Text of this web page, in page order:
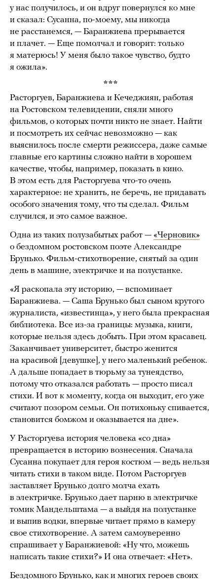
у нас получилось, и он вдруг повернулся ко мне
и сказал: Сусанна, по-моему, мы никогда
не расстанемся, — Баранжиева прерывается
и плачет. — Еще помолчал и говорит: только
я матерюсь! У меня было такое чувство, будто
я ожила».
***
Расторгуев, Баранжиева и Кечеджиян, работая
на Ростовском телевидении, сняли много
фильмов, о которых почти никто не знает. Найти
и посмотреть их сейчас невозможно — как
выяснилось после смерти режиссера, даже самые
главные его картины сложно найти в хорошем
качестве, чтобы, например, показать в кино.
В этом есть для Расторгуева что-то очень
характерное: не хранить, не беречь, не придавать
особого значения тому, что ты сделал. Фильм
случился, и это самое важное.
Одна из таких полузабытых работ — «Черновик»
о бездомном ростовском поэте Александре
Брунько. Фильм-стихотворение, снятый за один
день в машине, электричке и на полустанке.
«Я раскопала эту историю, — вспоминает
Баранжиева. — Саша Брунько был сыном крутого
журналиста, «известинца», у него была прекрасная
библиотека. Все из-за границы: музыка, книги,
которые нельзя здесь добыть. При этом красавец.
Заканчивает университет, быстро женится
на красивой [девушке], у него маленький ребенок.
А дальше попадает в тюрьму за тунеядство,
потому что отказался работать — просто писал
стихи. И вот к моменту, когда он выходит, его уже
считают позором семьи. Он потихоньку спивается,
становится бомжом и оказывается на дне».
У Расторгуева история человека «со дна»
превращается в историю вознесения. Сначала
Сусанна покупает для героя костюм — ведь нельзя
читать стихи в таком виде. Потом Расторгуев
заставляет Брунько долго молча ехать
в электричке. Брунько дает парню в электричке
томик Мандельштама — а выйдя на полустанке
и выпив водки, впервые читает прямо в камеру
свое стихотворение. А затем самоуверенно
спрашивает у Баранжиевой: «Ну что, можешь
написать такие стихи?» И она отвечает: «Нет».
Бездомного Брунько, как и многих героев своих